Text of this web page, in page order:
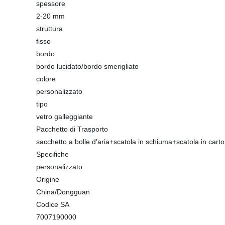
spessore
2-20 mm
struttura
fisso
bordo
bordo lucidato/bordo smerigliato
colore
personalizzato
tipo
vetro galleggiante
Pacchetto di Trasporto
sacchetto a bolle d′aria+scatola in schiuma+scatola in
Specifiche
personalizzato
Origine
China/Dongguan
Codice SA
7007190000